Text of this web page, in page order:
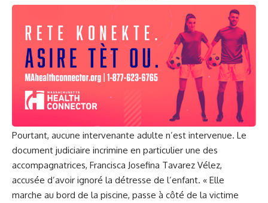
Pourtant, aucune intervenante adulte n’est intervenue. Le
document judiciaire incrimine en particulier une des
accompagnatrices, Francisca Josefina Tavarez Vélez,
accusée d’avoir ignoré la détresse de l’enfant. « Elle
marche au bord de la piscine, passe à côté de la victime